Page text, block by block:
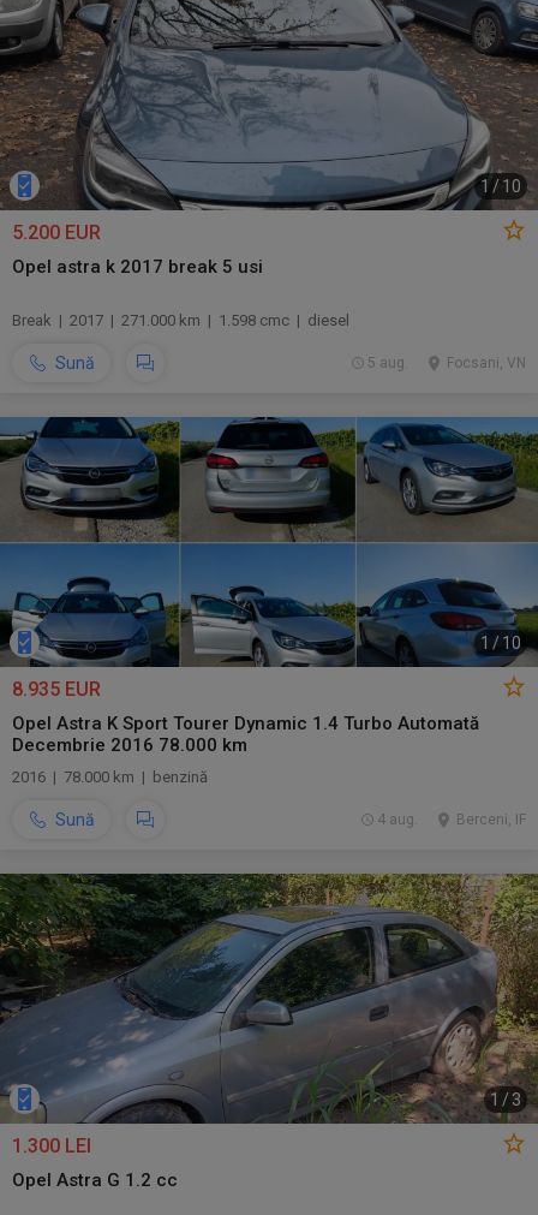
1 /10
5.200 EUR
Opel astra k 2017 break 5 usi
Break | 2017 | 271.000 km | 1.598 cmc | diesel
Sună Focsani, VN
5 aug.
1 /10
8.935 EUR
Opel Astra K Sport Tourer Dynamic 1.4 Turbo Automată
Decembrie 2016 78.000 km
2016 | 78.000 km | benzină
Sună Berceni, IF
4 aug.
1 /3
1.300 LEI
Opel Astra G 1.2 cc